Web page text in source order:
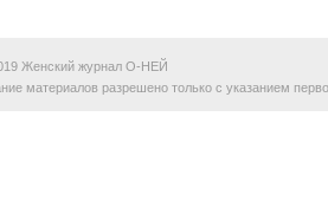
Женский журнал O-НЕЙ
материалов разрешено только с указанием